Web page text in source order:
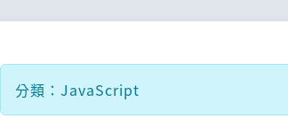
分類：JavaScript